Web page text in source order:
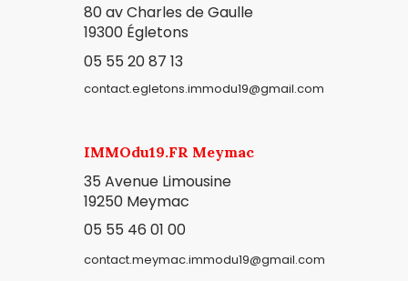
80 av Charles de Gaulle
19300 Égletons
05 55 20 87 13
contact.egletons.immodu19@gmail.com
IMMOdu19.FR Meymac
35 Avenue Limousine
19250 Meymac
05 55 46 01 00
contact.meymac.immodu19@gmail.com